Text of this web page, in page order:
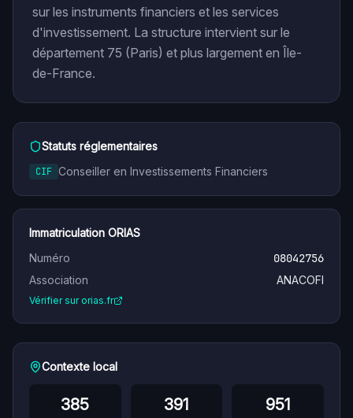
sur les instruments financiers et les services
d'investissement. La structure intervient sur le
département 75 (Paris) et plus largement en Île-
de-France.
Statuts réglementaires
CIF Conseiller en Investissements Financiers
Immatriculation ORIAS
Numéro
08042756
Association ANACOFI
Vérifier sur orias.fr
Contexte local
385 391 951